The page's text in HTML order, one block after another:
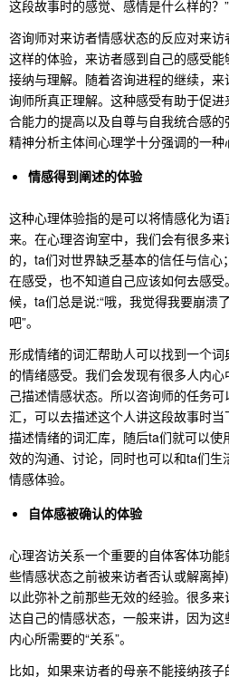
这段故事时的感觉、感情是什么样的？”
咨询师对来访者情感状态的反应对来
这样的体验，来访者感到自己的感受
接纳与理解。随着咨询进程的继续，
询师所真正理解。这种感受有助于促
合能力的提高以及自尊与自我统合感
精神分析主体间心理学十分强调的一种
情感得到阐述的体验
这种心理体验指的是可以将情感化为
来。在心理咨询室中，我们会有很多
的，ta们对世界缺乏基本的信任与信
在感受，也不知道自己应该如何去感
候，ta们总是说:“哦，我觉得我要崩溃
吧”。
形成情绪的词汇帮助人可以找到一个
的情绪感受。我们会发现有很多人内
己描述情感状态。所以咨询师的任务
汇，可以去描述这个人讲这段故事时
描述情绪的词汇库，随后ta们就可以
效的沟通、讨论，同时也可以和ta们
情感体验。
自体感被确认的体验
心理咨访关系一个重要的自体客体功
些情感状态之前被来访者否认或解离掉
以此弥补之前那些无效的经验。很多
达自己的情感状态，一般来讲，因为
内心所需要的“关系”。
比如，如果来访者的母亲不能接纳孩